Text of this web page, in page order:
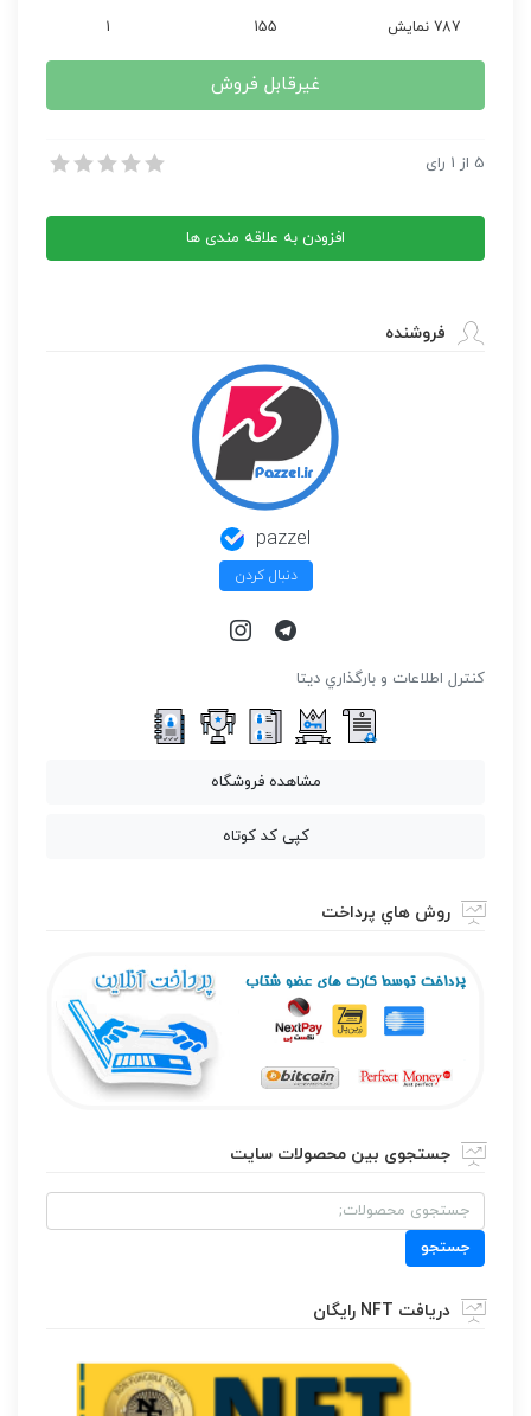
787 نمایش 155
1
غیرقابل فروش
گلچین ضرب المثل های ایتالیایی، هلندی و دانمارکی
5 از 1 رای
افزودن به علاقه مندی ها
فروشنده
pazzel
دنبال کردن
كنترل اطلاعات و بارگذاري ديتا
مشاهده فروشگاه
کپی کد کوتاه
روش هاي پرداخت
جستجوی بین محصولات سایت
جستجو
برای:
جستجو
دریافت NFT رایگان